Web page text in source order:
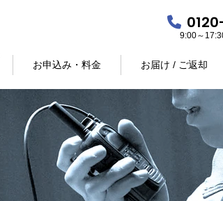
9:00～
お申込み・料金 お届け / ご返却